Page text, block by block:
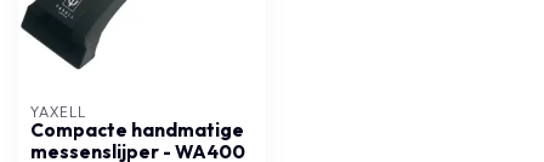
YAXELL
Compacte handmatige
messenslijper - WA400